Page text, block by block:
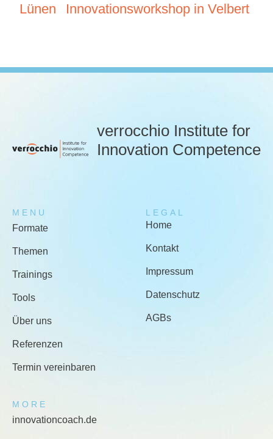
Lünen
Innovationsworkshop in Velbert
verrocchio Institute for
Innovation Competence
MENU
Formate
Themen
Trainings
Tools
Über uns
Referenzen
Termin vereinbaren
LEGAL
Home
Kontakt
Impressum
Datenschutz
AGBs
MORE
innovationcoach.de